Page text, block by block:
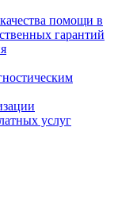
помощи в
гарантий
услуг